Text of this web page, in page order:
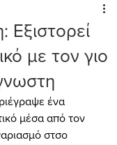
Εξιστορεί
με τον γιο
ένα
μέσα από τον
στσο